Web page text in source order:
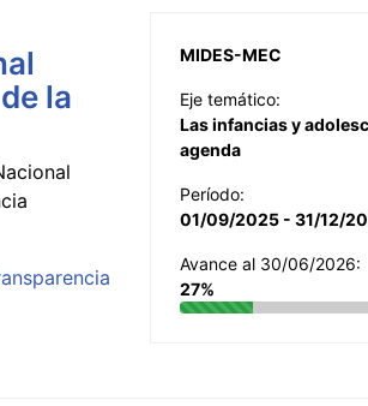
la
MIDES-MEC
Eje temático:
Las infancias y
agenda
Período:
01/09/2025 - 31/12/
Avance al 30/06/2026:
27%